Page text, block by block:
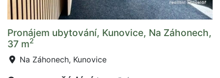
Pronájem ubytování, Kunovice, Na Záhonech,
37 m2
Na Záhonech, Kunovice